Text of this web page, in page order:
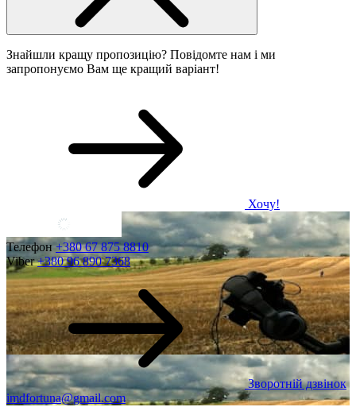
Знайшли кращу пропозицію? Повідомте нам і ми
запропонуємо Вам ще кращий варіант!
Хочу!
Телефон+380 67 875 8810
Viber+380 96 890 7368
Зворотній дзвінок
imdfortuna@gmail.com